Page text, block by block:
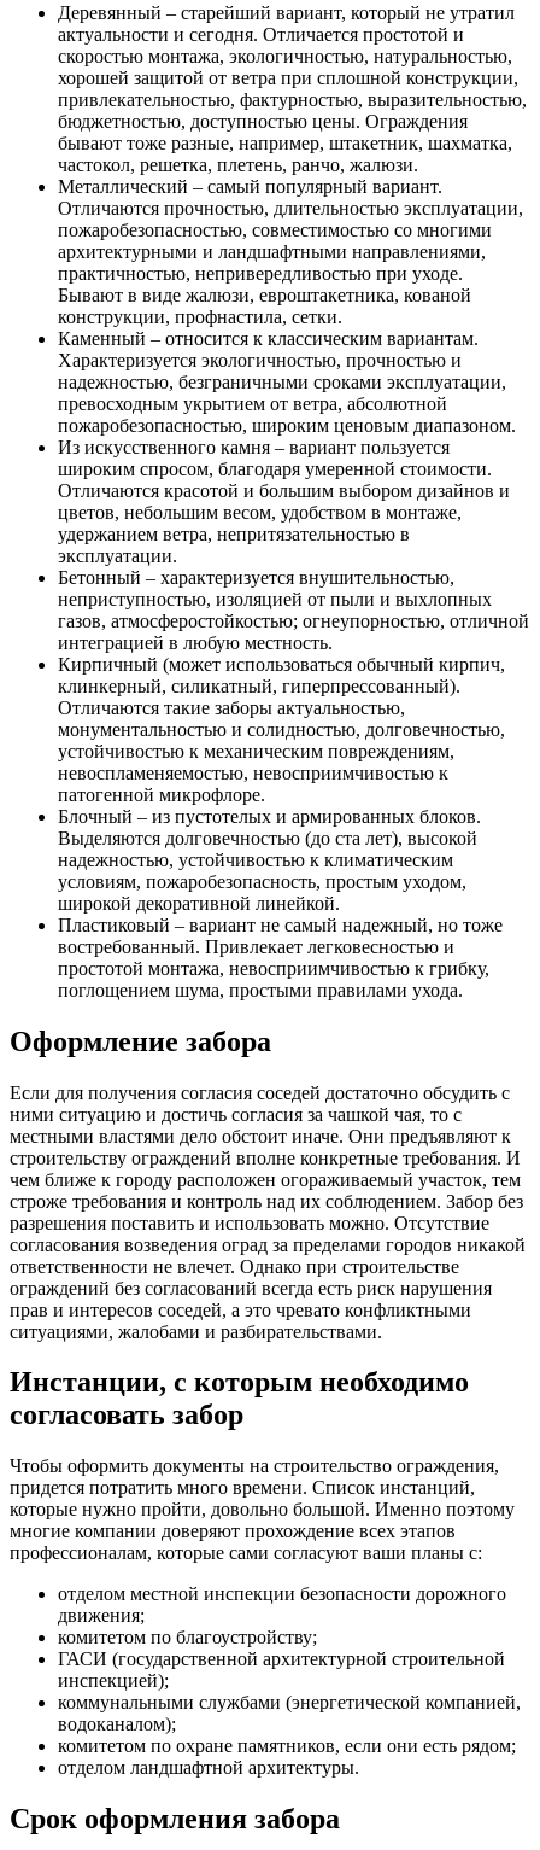
Деревянный – старейший вариант, который не утратил
актуальности и сегодня. Отличается простотой и
скоростью монтажа, экологичностью, натуральностью,
хорошей защитой от ветра при сплошной конструкции,
привлекательностью, фактурностью, выразительностью,
бюджетностью, доступностью цены. Ограждения
бывают тоже разные, например, штакетник, шахматка,
частокол, решетка, плетень, ранчо, жалюзи.
Металлический – самый популярный вариант.
Отличаются прочностью, длительностью эксплуатации,
пожаробезопасностью, совместимостью со многими
архитектурными и ландшафтными направлениями,
практичностью, непривередливостью при уходе.
Бывают в виде жалюзи, евроштакетника, кованой
конструкции, профнастила, сетки.
Каменный – относится к классическим вариантам.
Характеризуется экологичностью, прочностью и
надежностью, безграничными сроками эксплуатации,
превосходным укрытием от ветра, абсолютной
пожаробезопасностью, широким ценовым диапазоном.
Из искусственного камня – вариант пользуется
широким спросом, благодаря умеренной стоимости.
Отличаются красотой и большим выбором дизайнов и
цветов, небольшим весом, удобством в монтаже,
удержанием ветра, непритязательностью в
эксплуатации.
Бетонный – характеризуется внушительностью,
неприступностью, изоляцией от пыли и выхлопных
газов, атмосферостойкостью; огнеупорностью, отличной
интеграцией в любую местность.
Кирпичный (может использоваться обычный кирпич,
клинкерный, силикатный, гиперпрессованный).
Отличаются такие заборы актуальностью,
монументальностью и солидностью, долговечностью,
устойчивостью к механическим повреждениям,
невоспламеняемостью, невосприимчивостью к
патогенной микрофлоре.
Блочный – из пустотелых и армированных блоков.
Выделяются долговечностью (до ста лет), высокой
надежностью, устойчивостью к климатическим
условиям, пожаробезопасность, простым уходом,
широкой декоративной линейкой.
Пластиковый – вариант не самый надежный, но тоже
востребованный. Привлекает легковесностью и
простотой монтажа, невосприимчивостью к грибку,
поглощением шума, простыми правилами ухода.
Оформление забора
Если для получения согласия соседей достаточно обсудить с
ними ситуацию и достичь согласия за чашкой чая, то с
местными властями дело обстоит иначе. Они предъявляют к
строительству ограждений вполне конкретные требования. И
чем ближе к городу расположен огораживаемый участок, тем
строже требования и контроль над их соблюдением. Забор без
разрешения поставить и использовать можно. Отсутствие
согласования возведения оград за пределами городов никакой
ответственности не влечет. Однако при строительстве
ограждений без согласований всегда есть риск нарушения
прав и интересов соседей, а это чревато конфликтными
ситуациями, жалобами и разбирательствами.
Инстанции, с которым необходимо
согласовать забор
Чтобы оформить документы на строительство ограждения,
придется потратить много времени. Список инстанций,
которые нужно пройти, довольно большой. Именно поэтому
многие компании доверяют прохождение всех этапов
профессионалам, которые сами согласуют ваши планы с:
отделом местной инспекции безопасности дорожного
движения;
комитетом по благоустройству;
ГАСИ (государственной архитектурной строительной
инспекцией);
коммунальными службами (энергетической компанией,
водоканалом);
комитетом по охране памятников, если они есть рядом;
отделом ландшафтной архитектуры.
Срок оформления забора